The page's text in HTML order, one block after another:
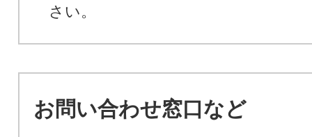
さい。
お問い合わせ窓口など